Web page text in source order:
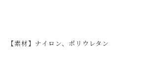
【素材】ナイロン、ポリウレタン